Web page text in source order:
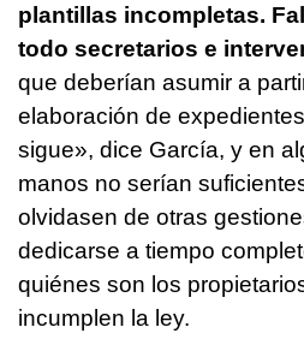
plantillas incompletas.
todo secretarios e
que deberían asumir a
elaboración de
sigue», dice García, y en
manos no serían
olvidasen de otras
dedicarse a tiempo
quiénes son los
incumplen la ley.